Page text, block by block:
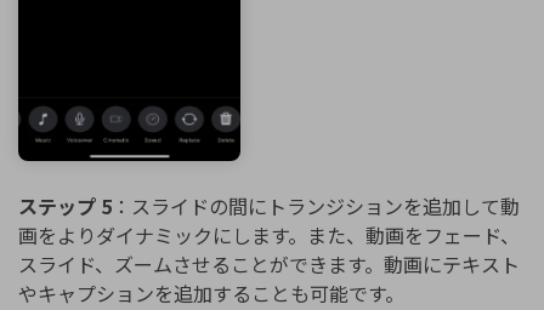
ステップ 5 ：スライドの間にトランジションを追加して動
画をよりダイナミックにします。また、動画をフェード、
スライド、ズームさせることができます。動画にテキスト
やキャプションを追加することも可能です。